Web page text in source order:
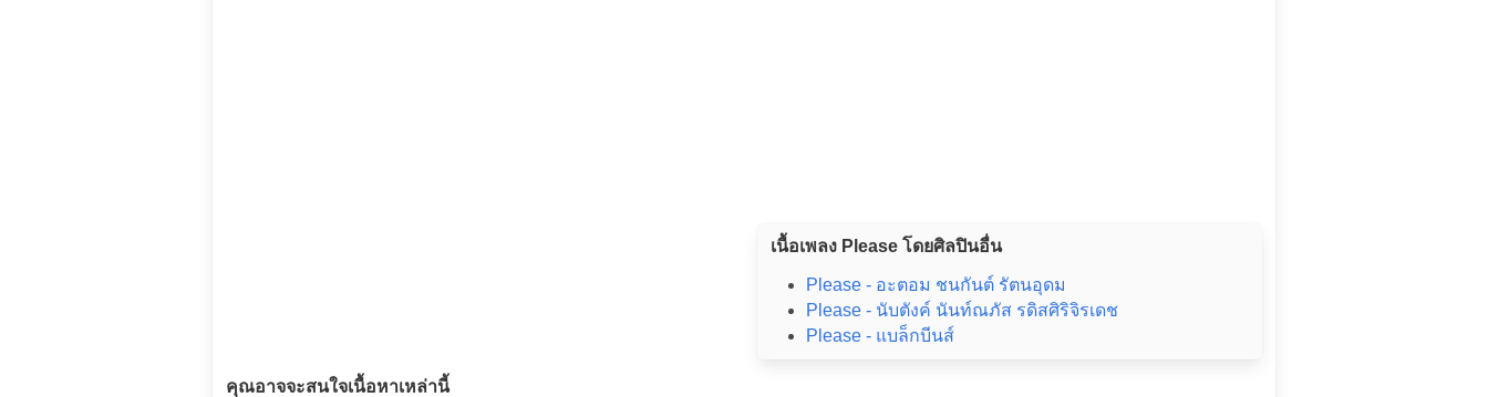
เนื้อเพลง Please โดยศิลปินอื่น
Please - อะตอม ชนกันต์ รัตนอุดม
Please - นับตังค์ นันท์ณภัส รดิสศิริจิรเดช
Please - แบล็กบีนส์
คุณอาจจะสนใจเนื้อหาเหล่านี้